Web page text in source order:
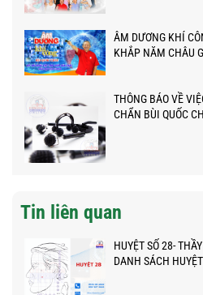
ÂM DƯƠNG KHÍ
KHẮP NĂM CHÂU
THÔNG BÁO VỀ
CHẨN BÙI QUỐC
Tin liên quan
HUYỆT SỐ 28-
DANH SÁCH